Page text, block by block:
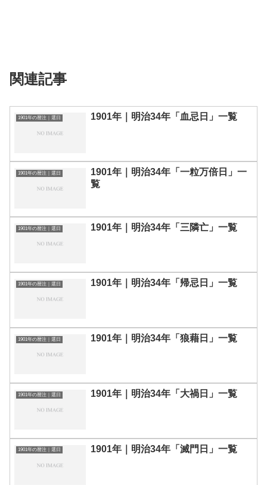
関連記事
1901年の暦注｜選日 1901年｜明治34年「血忌日」一覧
1901年の暦注｜選日
1901年｜明治34年「一粒万倍日」一
覧
1901年の暦注｜選日 1901年｜明治34年「三隣亡」一覧
1901年の暦注｜選日 1901年｜明治34年「帰忌日」一覧
1901年の暦注｜選日 1901年｜明治34年「狼藉日」一覧
1901年の暦注｜選日 1901年｜明治34年「大禍日」一覧
1901年の暦注｜選日 1901年｜明治34年「滅門日」一覧